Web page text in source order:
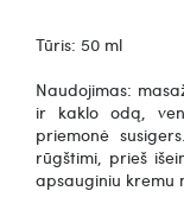
Tūris: 50 ml
Naudojimas:
ir kaklo odą,
priemonė
rūgštimi, prieš
apsauginiu kremu